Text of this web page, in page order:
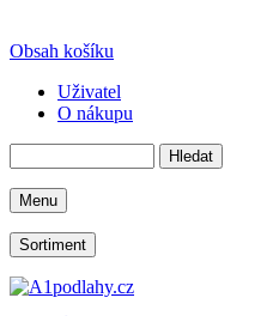
Obsah košíku
Uživatel
O nákupu
Menu
Sortiment